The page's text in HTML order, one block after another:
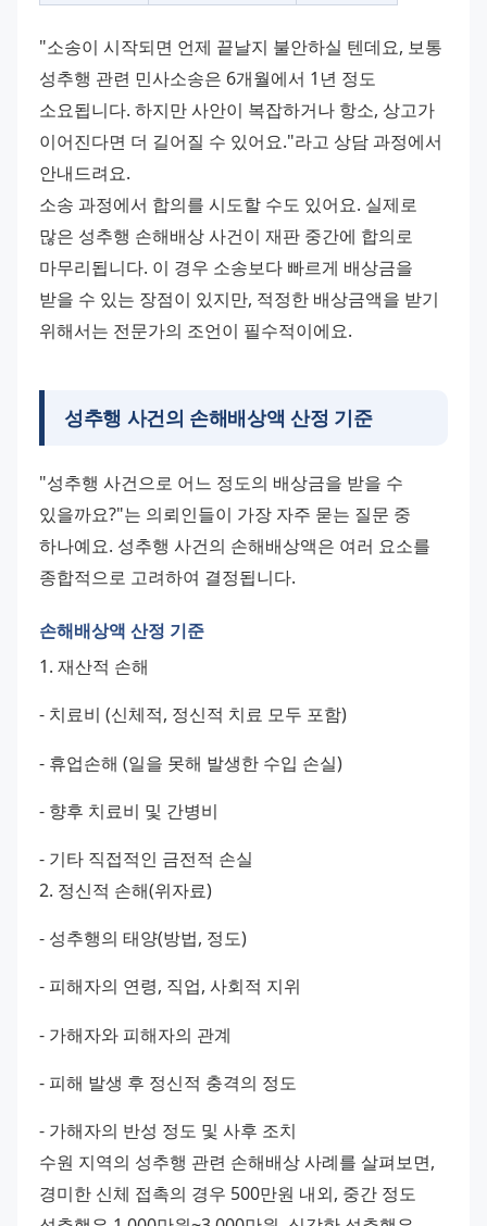
"소송이 시작되면 언제 끝날지 불안하실 텐데요, 보통
성추행 관련 민사소송은 6개월에서 1년 정도
소요됩니다. 하지만 사안이 복잡하거나 항소, 상고가
이어진다면 더 길어질 수 있어요."라고 상담 과정에서
안내드려요.
소송 과정에서 합의를 시도할 수도 있어요. 실제로
많은 성추행 손해배상 사건이 재판 중간에 합의로
마무리됩니다. 이 경우 소송보다 빠르게 배상금을
받을 수 있는 장점이 있지만, 적정한 배상금액을 받기
위해서는 전문가의 조언이 필수적이에요.
성추행 사건의 손해배상액 산정 기준
"성추행 사건으로 어느 정도의 배상금을 받을 수
있을까요?"는 의뢰인들이 가장 자주 묻는 질문 중
하나예요. 성추행 사건의 손해배상액은 여러 요소를
종합적으로 고려하여 결정됩니다.
손해배상액 산정 기준
1. 재산적 손해
- 치료비 (신체적, 정신적 치료 모두 포함)
- 휴업손해 (일을 못해 발생한 수입 손실)
- 향후 치료비 및 간병비
- 기타 직접적인 금전적 손실
2. 정신적 손해(위자료)
- 성추행의 태양(방법, 정도)
- 피해자의 연령, 직업, 사회적 지위
- 가해자와 피해자의 관계
- 피해 발생 후 정신적 충격의 정도
- 가해자의 반성 정도 및 사후 조치
수원 지역의 성추행 관련 손해배상 사례를 살펴보면,
경미한 신체 접촉의 경우 500만원 내외, 중간 정도